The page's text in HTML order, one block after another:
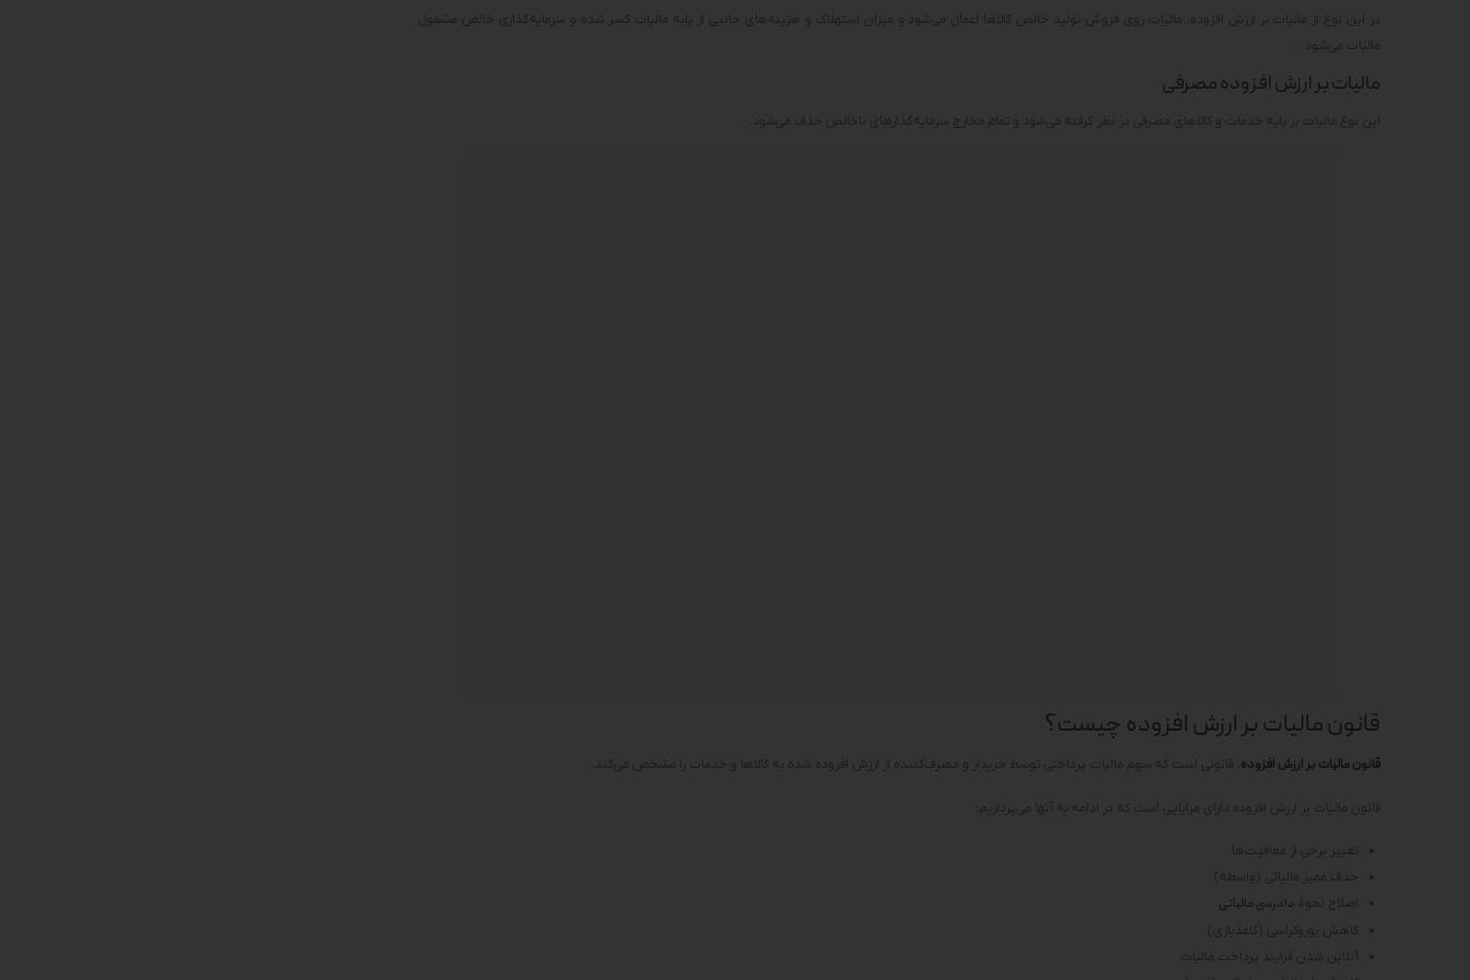
در این نوع از مالیات بر ارزش افزوده، مالیات روی فروش تولید خالص کالاها اعمال می‌شود و میزان استهلاک و هزینه‌های جانبی از پایه مالیات کسر شده‌ و سرمایه‌گذاری خالص مشمول
مالیات می‌شود.
مالیات بر ارزش افزوده مصرفی
این نوع مالیات بر پایه خدمات و کالاهای مصرفی در نظر گرفته می‌شود و تمام مخارج سرمایه‌گذارهای ناخالص حذف می‌شود.
قانون مالیات بر ارزش افزوده چیست؟
قانون مالیات بر ارزش افزوده ، قانونی است که سهم مالیات پرداختی توسط خریدار و مصرف‌کننده از ارزش افزوده شده به کالاها و خدمات را مشخص می‌کند.
قانون مالیات بر ارزش افزوده دارای مزایایی است که در ادامه به آنها می‌پردازیم:
تغییر برخی از معافیت‌ها
حذف ممیز مالیاتی (واسطه)
اصلاح نحوهٔ دادرسی مالیاتی
کاهش بوروکراسی (کاغذبازی)
آنلاین شدن فرایند پرداخت مالیات